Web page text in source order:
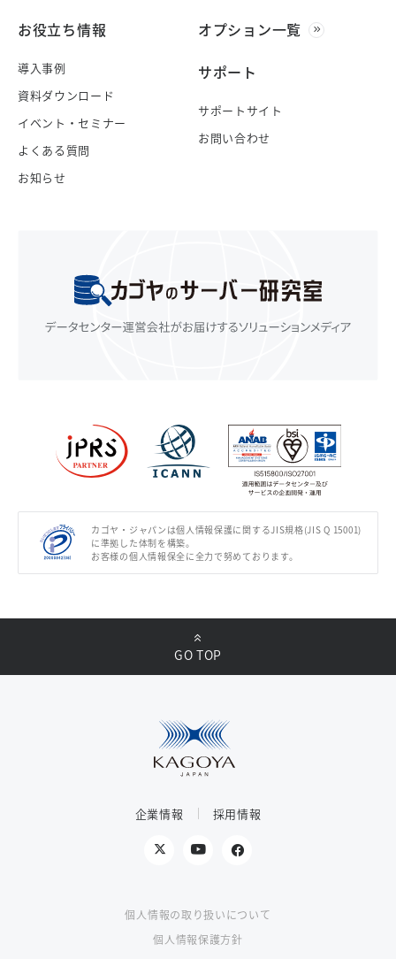
お役立ち情報
導入事例
資料ダウンロード
イベント・セミナー
よくある質問
お知らせ
オプション一覧
サポート
サポートサイト
お問い合わせ
カゴヤ・ジャパンは個人情報保護に関するJIS規格(JIS Q 15001)
に準拠した体制を構築。
お客様の個人情報保全に全力で努めております。
企業情報 採用情報
個人情報の取り扱いについて
個人情報保護方針
GO TOP